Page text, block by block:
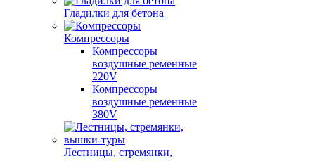
Гладилки для бетона
Компрессоры
Компрессоры
воздушные ременные
220V
Компрессоры
воздушные ременные
380V
Лестницы, стремянки,